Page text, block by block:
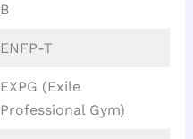
B
ENFP-T
EXPG (Exile
Professional Gym)